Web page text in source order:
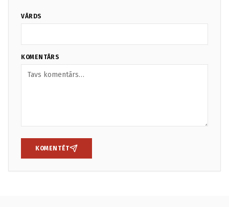
VĀRDS
KOMENTĀRS
KOMENTĒT